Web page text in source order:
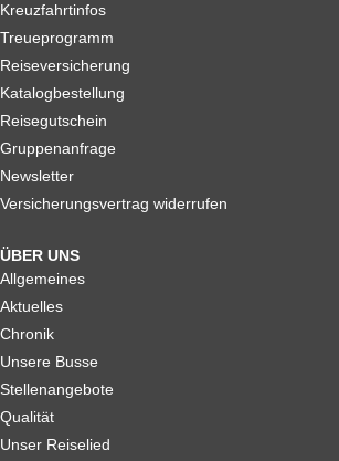
Kreuzfahrtinfos
Treueprogramm
Reiseversicherung
Katalogbestellung
Reisegutschein
Gruppenanfrage
Newsletter
Versicherungsvertrag widerrufen
ÜBER UNS
Allgemeines
Aktuelles
Chronik
Unsere Busse
Stellenangebote
Qualität
Unser Reiselied